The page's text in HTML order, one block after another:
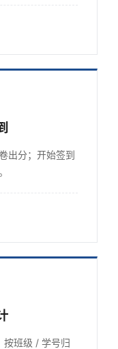
出分；开始签到
按班级 / 学号归